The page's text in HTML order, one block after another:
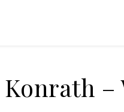
Konrath